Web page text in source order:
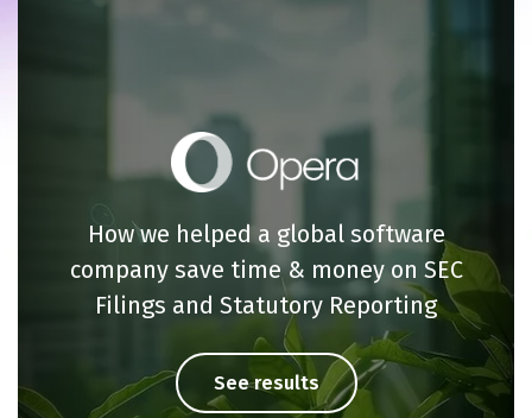
How we helped a global software
company save time & money on SEC
Filings and Statutory Reporting
See results